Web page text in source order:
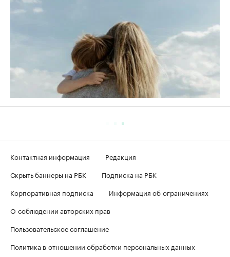
Контактная информация
Редакция
Скрыть баннеры на РБК
Подписка на РБК
Корпоративная подписка
Информация об ограничениях
О соблюдении авторских прав
Пользовательское соглашение
Политика в отношении обработки персональных данных